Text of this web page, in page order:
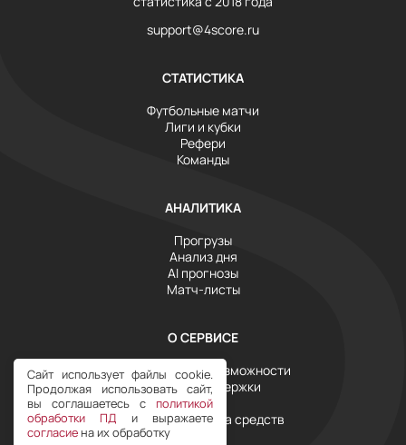
support@4score.ru
СТАТИСТИКА
Футбольные матчи
Лиги и кубки
Рефери
Команды
АНАЛИТИКА
Прогрузы
Анализ дня
AI прогнозы
Матч-листы
О СЕРВИСЕ
Инструменты и возможности
Служба поддержки
Тарифы
Условия возврата средств
Сайт использует файлы cookie.
Продолжая использовать сайт,
вы соглашаетесь с политикой
обработки ПД и выражаете
согласие на их обработку